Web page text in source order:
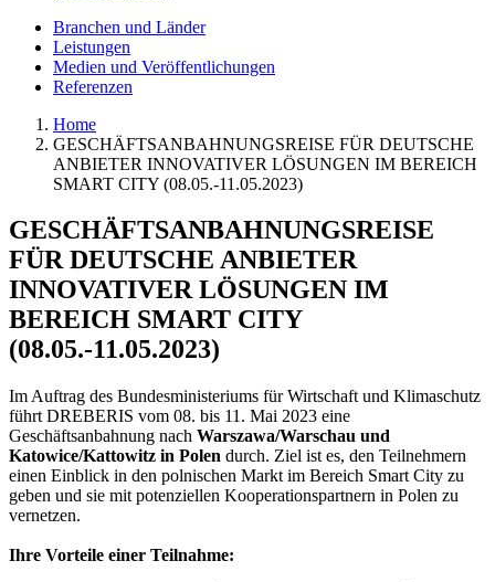
Branchen und Länder
Leistungen
Medien und Veröffentlichungen
Referenzen
Home
GESCHÄFTSANBAHNUNGSREISE FÜR DEUTSCHE
ANBIETER INNOVATIVER LÖSUNGEN IM BEREICH
SMART CITY (08.05.-11.05.2023)
GESCHÄFTSANBAHNUNGSREISE
FÜR DEUTSCHE ANBIETER
INNOVATIVER LÖSUNGEN IM
BEREICH SMART CITY
(08.05.-11.05.2023)
Im Auftrag des Bundesministeriums für Wirtschaft und Klimaschutz
führt DREBERIS vom 08. bis 11. Mai 2023 eine
Geschäftsanbahnung nach Warszawa/Warschau und
Katowice/Kattowitz in Polen durch. Ziel ist es, den Teilnehmern
einen Einblick in den polnischen Markt im Bereich Smart City zu
geben und sie mit potenziellen Kooperationspartnern in Polen zu
vernetzen.
Ihre Vorteile einer Teilnahme: